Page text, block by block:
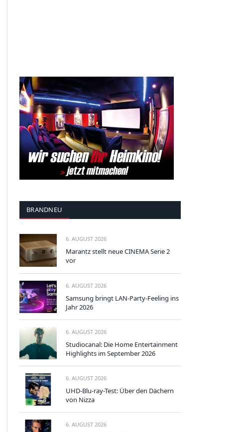
BRANDNEU
6. AUGUST 2026
Marantz stellt neue CINEMA Serie 2
vor
6. AUGUST 2026
Samsung bringt LAN-Party-Feeling ins
Jahr 2026
6. AUGUST 2026
Studiocanal: Die Home Entertainment
Highlights im September 2026
6. AUGUST 2026
UHD-Blu-ray-Test: Über den Dächern
von Nizza
6. AUGUST 2026